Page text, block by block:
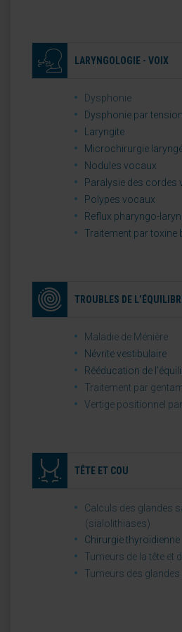
LARYNGOLOGIE - VOIX
Dysphonie
Dysphonie par
Laryngite
Microchirurgie
Nodules vocaux
Paralysie des cordes
Polypes vocaux
Reflux pharyngo-
Traitement par toxine
TROUBLES DE
Maladie de Ménière
Névrite vestibulaire
Rééducation de
Traitement par
Vertige positionnel
TÊTE ET COU
Calculs des glandes
(sialolithiases)
Chirurgie thyroïdienne
Tumeurs de la tête et
Tumeurs des